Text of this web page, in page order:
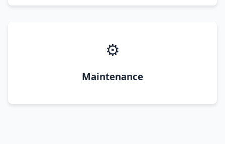
⚙️
Maintenance